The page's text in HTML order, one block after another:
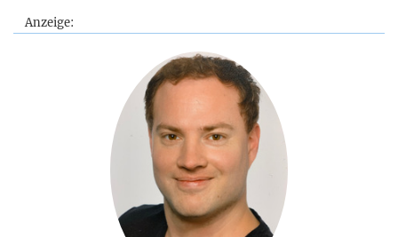
Anzeige: